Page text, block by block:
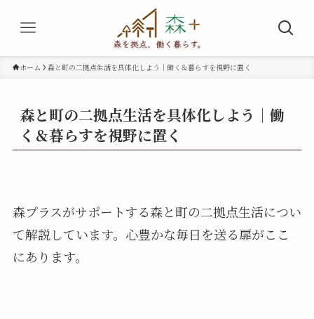
ホーム 森と町の二拠点生活を具体化しよう｜働く＆暮らすを視野に置く
森と町の二拠点生活を具体化しよう｜働
く＆暮らすを視野に置く
森プラスがサポートする森と町の二拠点生活につい
て解説しています。心豊かな毎日を送る扉がここ
にあります。